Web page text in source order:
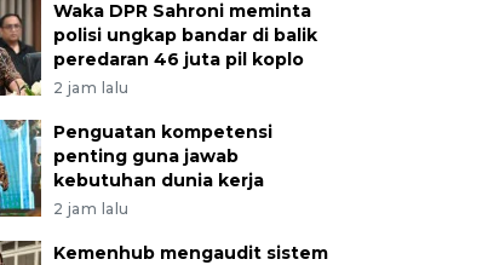
Waka DPR Sahroni meminta
polisi ungkap bandar di balik
peredaran 46 juta pil koplo
2 jam lalu
Penguatan kompetensi
penting guna jawab
kebutuhan dunia kerja
2 jam lalu
Kemenhub mengaudit sistem